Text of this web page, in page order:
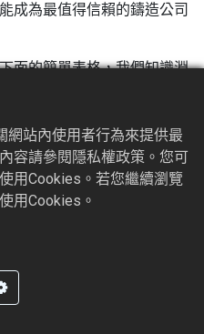
成為最值得信賴的鑄造公司
面的簡單表格，我們知識淵
網站內使用者行為來提供最
容請參閱隱私權政策。您可
用Cookies。若您繼續瀏覽
用Cookies。